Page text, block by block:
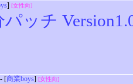
] [女性向]
ッチ
[商業boys] [女性向]